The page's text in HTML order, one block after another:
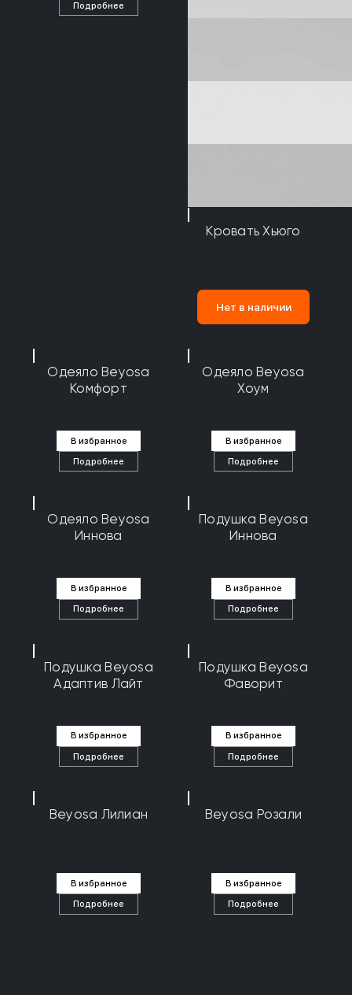
Подробнее
Кровать Хьюго
Нет в наличии
Одеяло Beyosa
Комфорт
В избранное
Подробнее
Одеяло Beyosa
Хоум
В избранное
Подробнее
Одеяло Beyosa
Иннова
В избранное
Подробнее
Подушка Beyosa
Иннова
В избранное
Подробнее
Подушка Beyosa
Адаптив Лайт
В избранное
Подробнее
Подушка Beyosa
Фаворит
В избранное
Подробнее
Beyosa Лилиан
В избранное
Подробнее
Beyosa Розали
В избранное
Подробнее